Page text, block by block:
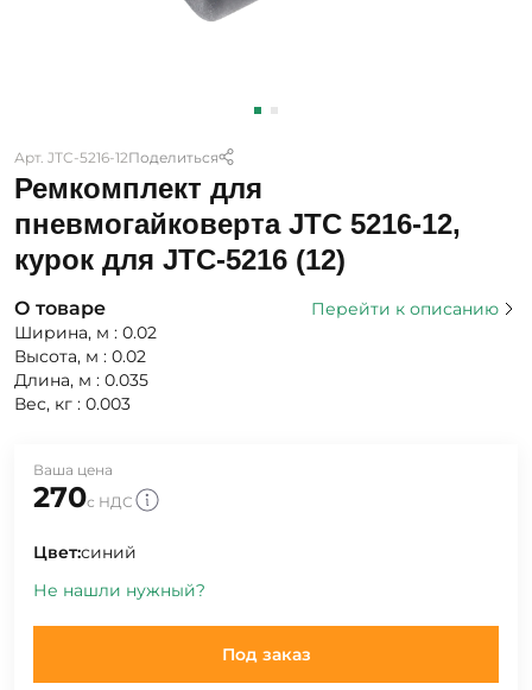
Арт. JTC-5216-12Поделиться
Ремкомплект для
пневмогайковерта JTC 5216-12,
курок для JTC-5216 (12)
О товаре
Перейти к описанию
Ширина, м : 0.02
Высота, м : 0.02
Длина, м : 0.035
Вес, кг : 0.003
Ваша цена
270с НДС
Цвет:синий
Не нашли нужный?
Под заказ